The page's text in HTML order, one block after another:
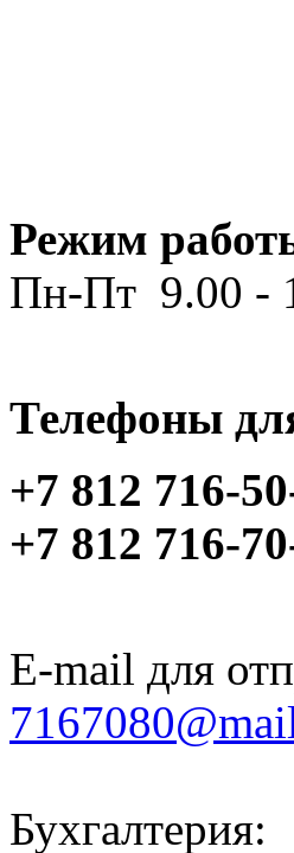
Режим
Пн-Пт 9.00 -
Телефоны
+7 812 716-
+7 812 716-
E-mail для
Бухгалтерия: